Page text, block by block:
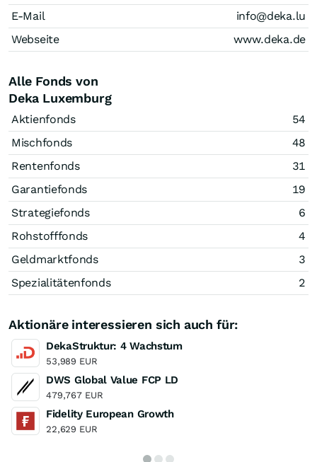
E-Mail
info@deka.lu
Webseite
www.deka.de
Alle Fonds von
Deka Luxemburg
Aktienfonds
54
Mischfonds
48
Rentenfonds
31
Garantiefonds
19
Strategiefonds
6
Rohstofffonds
4
Geldmarktfonds
3
Spezialitätenfonds
2
Aktionäre interessieren sich auch für:
DekaStruktur: 4 Wachstum
53,989 EUR
DWS Global Value FCP LD
479,767 EUR
Fidelity European Growth
22,629 EUR